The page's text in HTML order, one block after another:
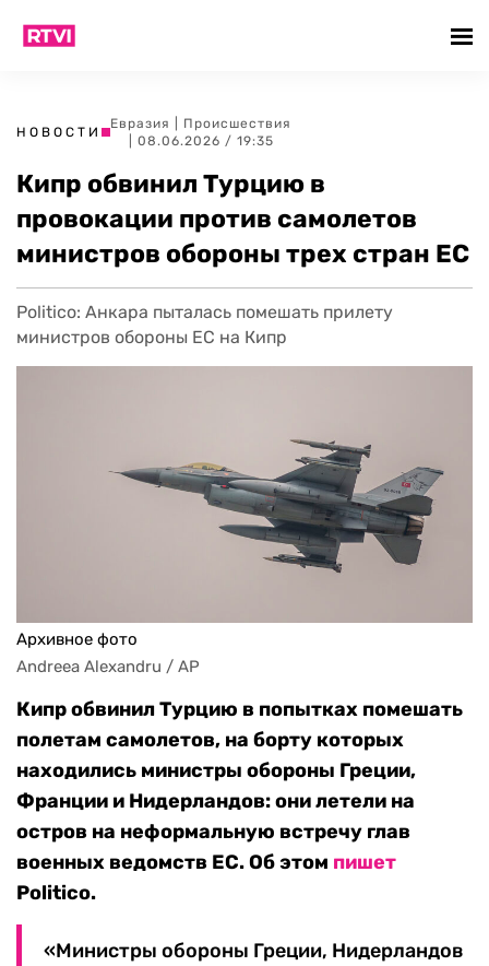
НОВОСТИ
Евразия
Происшествия
| 08.06.2026 / 19:35
Кипр обвинил Турцию в
провокации против самолетов
министров обороны трех стран ЕС
Politico: Анкара пыталась помешать прилету
министров обороны ЕС на Кипр
Архивное фото
Andreea Alexandru / AP
Кипр обвинил Турцию в попытках помешать
полетам самолетов, на борту которых
находились министры обороны Греции,
Франции и Нидерландов: они летели на
остров на неформальную встречу глав
военных ведомств ЕС. Об этом пишет
Politico.
«Министры обороны Греции, Нидерландов